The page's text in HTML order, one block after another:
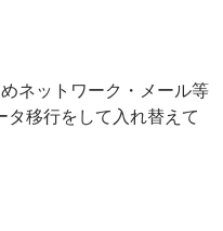
ネットワーク・メール等
移行をして入れ替えて